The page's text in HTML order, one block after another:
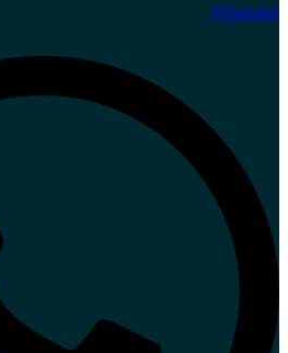
Whatsapp